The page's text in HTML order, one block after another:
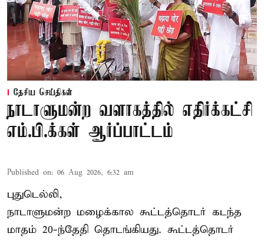
தேசிய செய்திகள்
நாடாளுமன்ற வளாகத்தில் எதிர்க்கட்சி
எம்.பி.க்கள் ஆர்ப்பாட்டம்
Published on: 06 Aug 2026, 6:32 am
புதுடெல்லி,
நாடாளுமன்ற மழைக்கால கூட்டத்தொடர் கடந்த
மாதம் 20-ந்தேதி தொடங்கியது. கூட்டத்தொடர்